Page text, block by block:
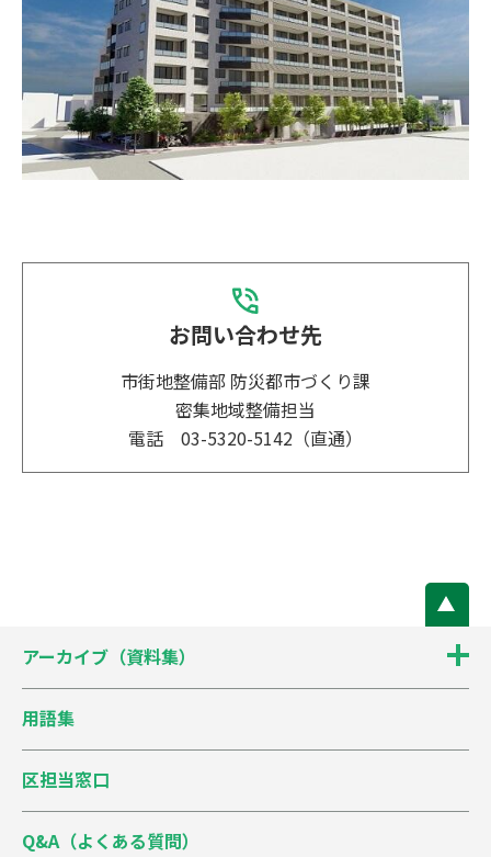
お問い合わせ先
市街地整備部 防災都市づくり課
密集地域整備担当
電話 03-5320-5142（直通）
アーカイブ（資料集）
用語集
区担当窓口
Q&A（よくある質問）